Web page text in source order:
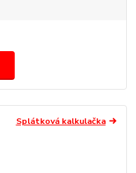
Splátková kalkulačka